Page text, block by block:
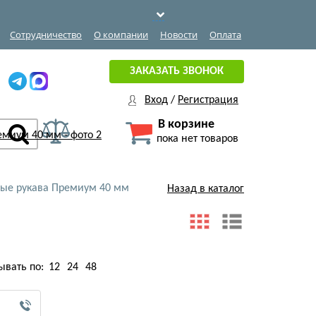
Сотрудничество О компании Новости Оплата
ЗАКАЗАТЬ ЗВОНОК
Вход / Регистрация
В корзине
пока нет товаров
рукава Премиум 40 мм Назад в каталог
по: 12 24 48